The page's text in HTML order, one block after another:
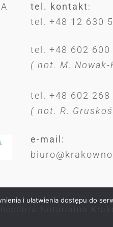
tel. kontakt:
tel. +48 12 630
tel. +48 602 600
( not. M. Nowak-
tel. +48 602 268
( not. R.
e-mail:
Notarialna
i ułatwienia dostępu do